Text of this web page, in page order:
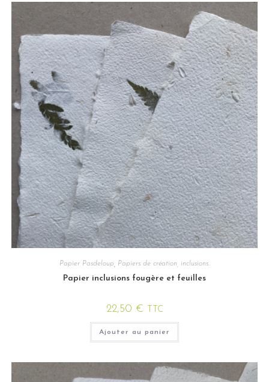
Papier Pasdeloup Papiers de création, inclusions.
Papier inclusions fougère et feuilles
22,50 € TTC
Ajouter au panier